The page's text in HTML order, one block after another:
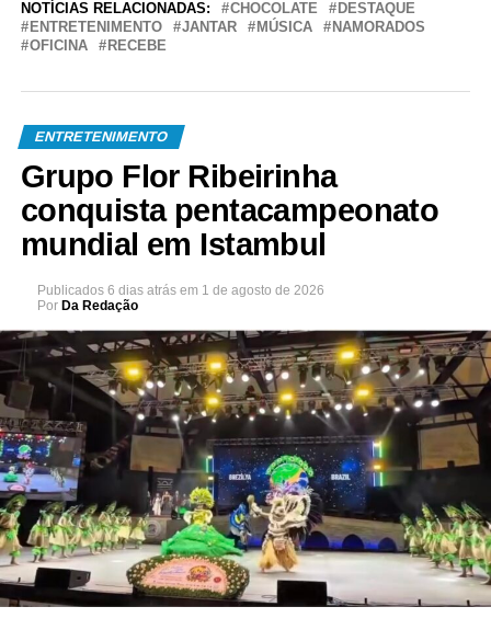
NOTÍCIAS RELACIONADAS: CHOCOLATE
DESTAQUE
ENTRETENIMENTO
JANTAR MÚSICA
NAMORADOS
OFICINA
RECEBE
ENTRETENIMENTO
Grupo Flor Ribeirinha
conquista pentacampeonato
mundial em Istambul
Publicados 6 dias atrás em 1 de agosto de 2026
Por Da Redação